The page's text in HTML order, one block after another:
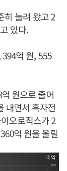
히 늘려 왔고 2
있다.
억 원, 555
원으로 줄어
내면서 흑자전
오로직스가 2
억 원을 올릴